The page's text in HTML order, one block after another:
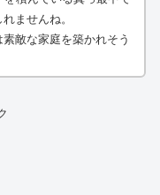
ませんね。
敵な家庭を築かれそう